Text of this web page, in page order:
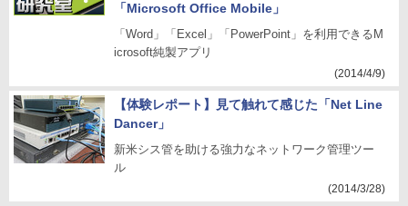
「Microsoft Office Mobile」
「Word」「Excel」「PowerPoint」を利用できるM
icrosoft純製アプリ
(2014/4/9)
【体験レポート】見て触れて感じた「Net Line
Dancer」
新米シス管を助ける強力なネットワーク管理ツー
ル
(2014/3/28)